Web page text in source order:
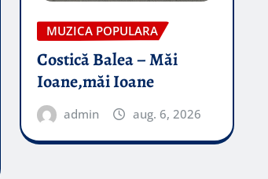
MUZICA POPULARA
Costică Balea – Măi
Ioane,măi Ioane
admin aug. 6, 2026